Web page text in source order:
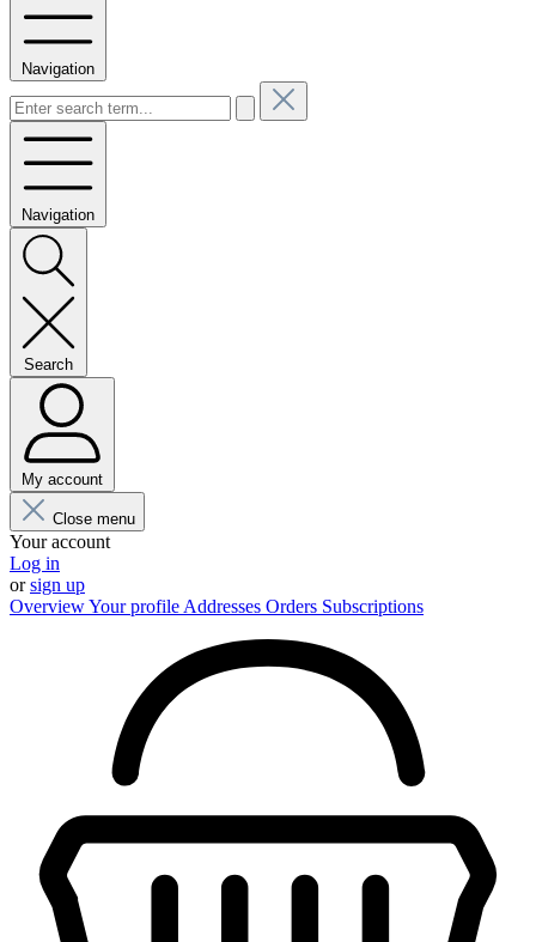
Navigation
Navigation
Search
My account
Close menu
Your account
Log in
orsign up
OverviewYour profile Addresses Orders Subscriptions